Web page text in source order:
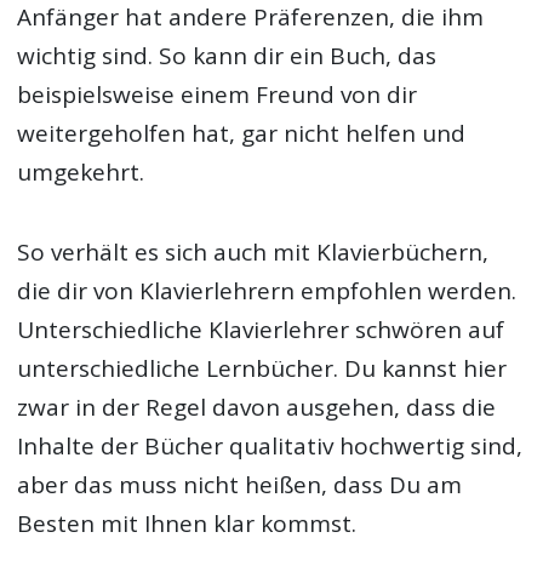
Anfänger hat andere Präferenzen, die ihm
wichtig sind. So kann dir ein Buch, das
beispielsweise einem Freund von dir
weitergeholfen hat, gar nicht helfen und
umgekehrt.
So verhält es sich auch mit Klavierbüchern,
die dir von Klavierlehrern empfohlen werden.
Unterschiedliche Klavierlehrer schwören auf
unterschiedliche Lernbücher. Du kannst hier
zwar in der Regel davon ausgehen, dass die
Inhalte der Bücher qualitativ hochwertig sind,
aber das muss nicht heißen, dass Du am
Besten mit Ihnen klar kommst.